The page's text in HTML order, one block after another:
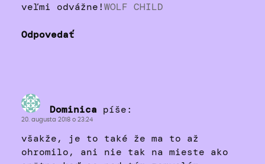
veľmi odvážne! WOLF CHILD
Odpovedať
Dominica píše:
20. augusta 2018 o 23:24
všakže, je to také že ma to až
ohromilo, ani nie tak na mieste ako